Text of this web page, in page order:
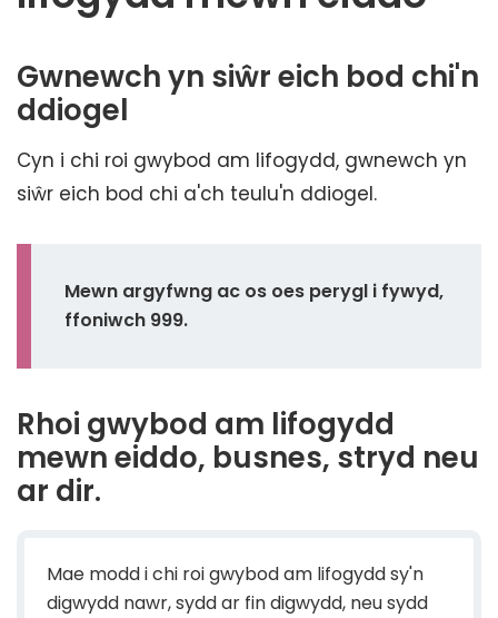
Gwnewch yn siŵr eich bod chi'n
ddiogel
Cyn i chi roi gwybod am lifogydd, gwnewch yn
siŵr eich bod chi a'ch teulu'n ddiogel.
Mewn argyfwng ac os oes perygl i fywyd,
ffoniwch 999.
Rhoi gwybod am lifogydd
mewn eiddo, busnes, stryd neu
ar dir.
Mae modd i chi roi gwybod am lifogydd sy'n
digwydd nawr, sydd ar fin digwydd, neu sydd